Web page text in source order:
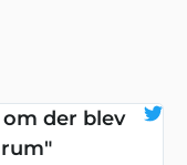
der blev